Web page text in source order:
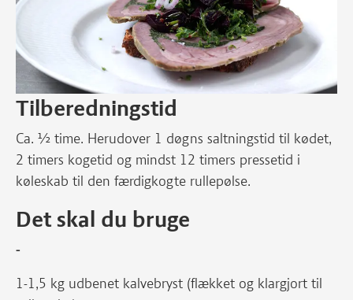
Tilberedningstid
Ca. ½ time. Herudover 1 døgns saltningstid til kødet,
2 timers kogetid og mindst 12 timers pressetid i
køleskab til den færdigkogte rullepølse.
Det skal du bruge
-
1-1,5 kg udbenet kalvebryst (flækket og klargjort til